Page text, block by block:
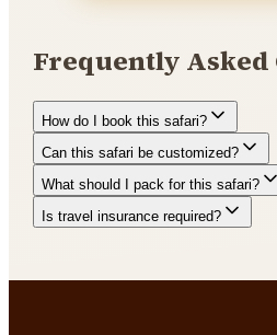
Frequently Asked
How do I book this safari?
Can this safari be customized?
What should I pack for this safari?
Is travel insurance required?